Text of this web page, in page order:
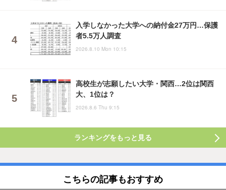
入学しなかった大学への納付金27万円…保護
者5.5万人調査
2026.8.10 Mon 10:15
高校生が志願したい大学・関西…2位は関西
大、1位は？
2026.8.6 Thu 9:15
ランキングをもっと見る
こちらの記事もおすすめ